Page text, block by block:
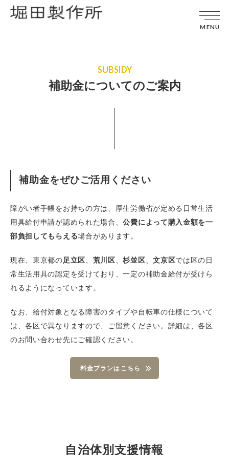
MENU
SUBSIDY
補助金についてのご案内
補助金をぜひご活用ください
障がい者手帳をお持ちの方は、厚生労働省が定める日常生活
用具給付申請が認められた場合、公費によって購入金額を一
部負担してもらえる場合があります。
現在、東京都の足立区 荒川区 、杉並区 、文京区では区の日
常生活用具の認定を受けており、一定の補助金給付が受けら
れるようになっています。
なお、給付対象となる障害のタイプや自転車の仕様について
は、各区で異なりますので、ご留意ください。詳細は、各区
のお問い合わせ先にご確認ください。
料金プランはこちら
自治体別支援情報